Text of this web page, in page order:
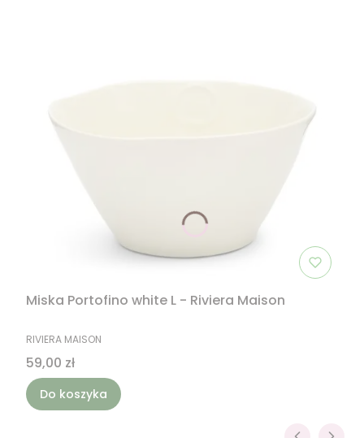
Miska Portofino white L - Riviera Maison
PRODUCENT
RIVIERA MAISON
Cena
59,00 zł
Do koszyka